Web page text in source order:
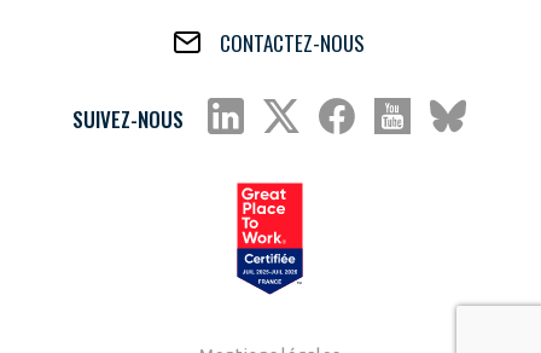
CONTACTEZ-NOUS
SUIVEZ-NOUS